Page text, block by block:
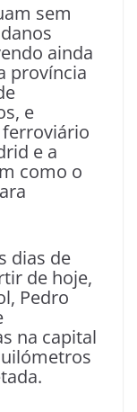
sem
ainda
província
e
e a
como o
dias de
de hoje,
Pedro
na capital